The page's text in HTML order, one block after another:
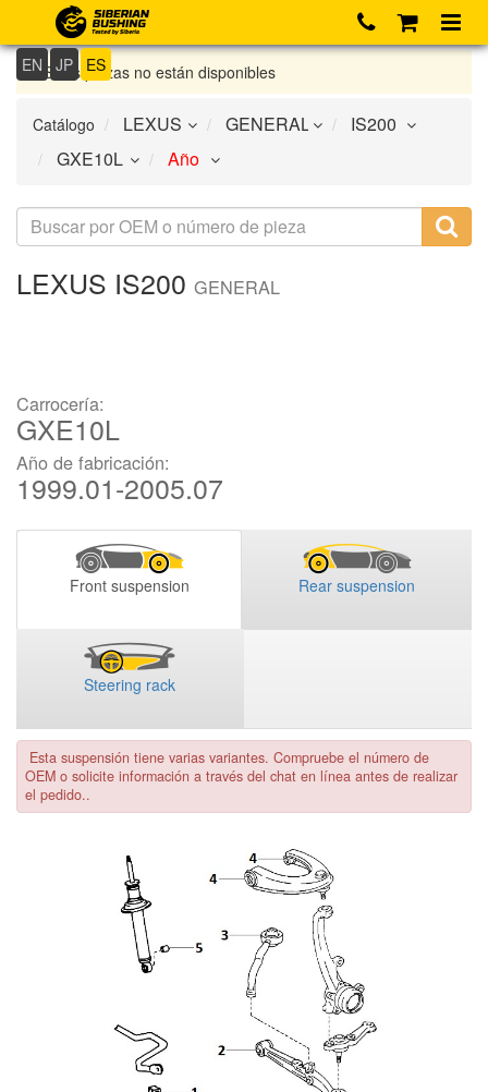
EN JP ES
Si las piezas no están disponibles
Catálogo
LEXUS IS200 GENERAL
Carrocería:
GXE10L
Año de fabricación:
1999.01-2005.07
Front suspension Rear suspension
Steering rack
Esta suspensión tiene varias variantes. Compruebe el número de
OEM o solicite información a través del chat en línea antes de realizar
el pedido..